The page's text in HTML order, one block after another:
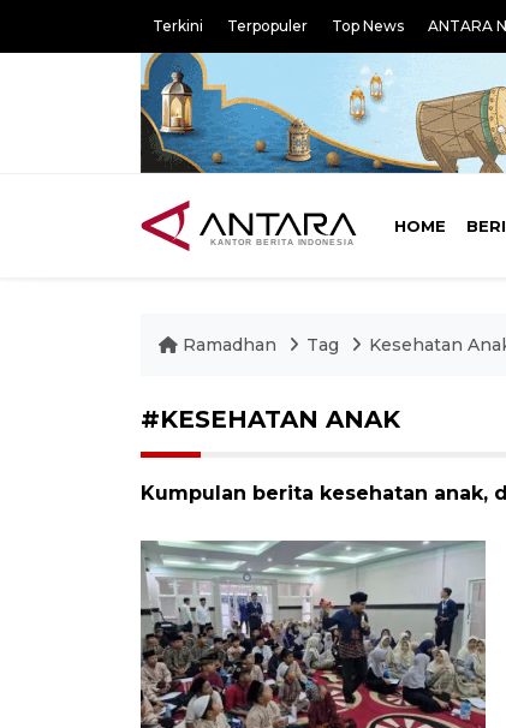
Terkini Terpopuler Top News ANTARA
HOME
Ramadhan Tag Kesehatan
#KESEHATAN ANAK
Kumpulan berita kesehatan anak,